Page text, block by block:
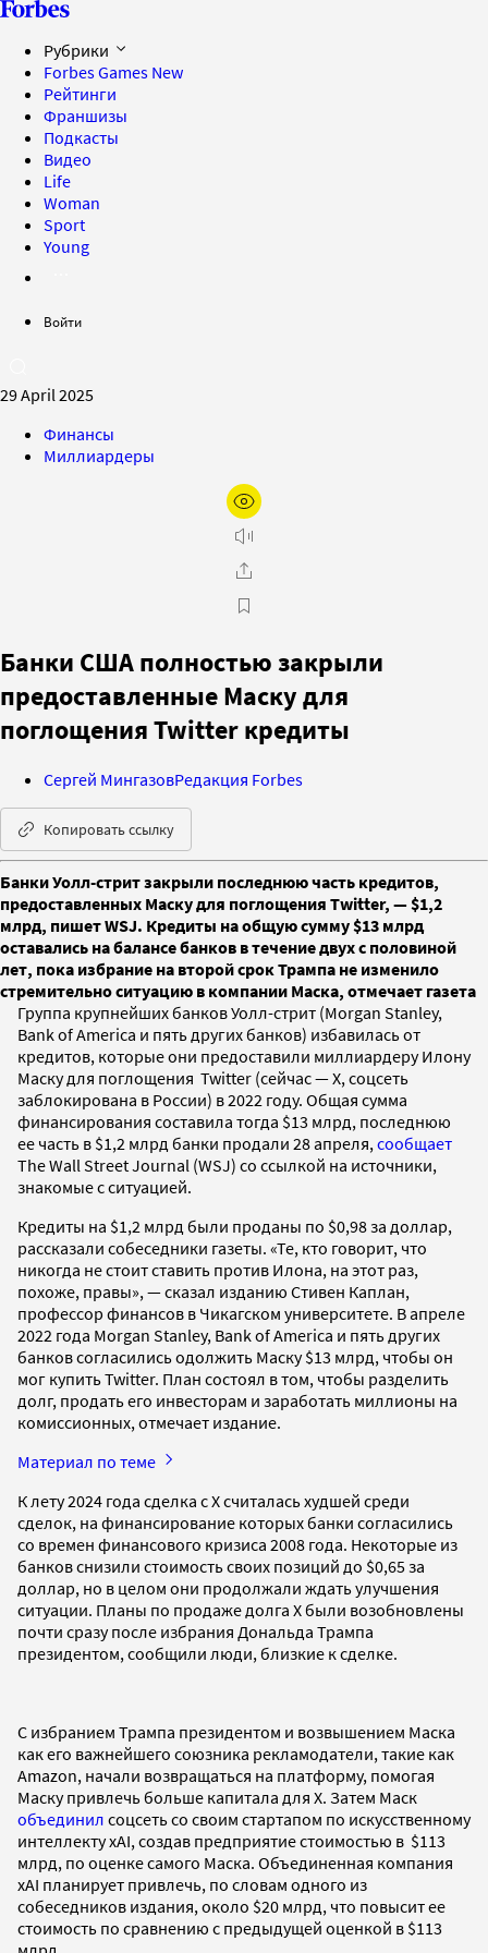
Рубрики
Forbes Games New
Рейтинги
Франшизы
Подкасты
Видео
Life
Woman
Sport
Young
Войти
29 April 2025
Финансы
Миллиардеры
Банки США полностью закрыли
предоставленные Маску для
поглощения Twitter кредиты
Сергей МингазовРедакция Forbes
Копировать ссылку
Банки Уолл-стрит закрыли последнюю часть кредитов,
предоставленных Маску для поглощения Twitter, — $1,2
млрд, пишет WSJ. Кредиты на общую сумму $13 млрд
оставались на балансе банков в течение двух с половиной
лет, пока избрание на второй срок Трампа не изменило
стремительно ситуацию в компании Маска, отмечает газета
Группа крупнейших банков Уолл-стрит (Morgan Stanley,
Bank of America и пять других банков) избавилась от
кредитов, которые они предоставили миллиардеру Илону
Маску для поглощения Twitter (сейчас — X, соцсеть
заблокирована в России) в 2022 году. Общая сумма
финансирования составила тогда $13 млрд, последнюю
ее часть в $1,2 млрд банки продали 28 апреля, сообщает
The Wall Street Journal (WSJ) со ссылкой на источники,
знакомые с ситуацией.
Кредиты на $1,2 млрд были проданы по $0,98 за доллар,
рассказали собеседники газеты. «Те, кто говорит, что
никогда не стоит ставить против Илона, на этот раз,
похоже, правы», — сказал изданию Стивен Каплан,
профессор финансов в Чикагском университете. В апреле
2022 года Morgan Stanley, Bank of America и пять других
банков согласились одолжить Маску $13 млрд, чтобы он
мог купить Twitter. План состоял в том, чтобы разделить
долг, продать его инвесторам и заработать миллионы на
комиссионных, отмечает издание.
Материал по теме
К лету 2024 года сделка с X считалась худшей среди
сделок, на финансирование которых банки согласились
со времен финансового кризиса 2008 года. Некоторые из
банков снизили стоимость своих позиций до $0,65 за
доллар, но в целом они продолжали ждать улучшения
ситуации. Планы по продаже долга X были возобновлены
почти сразу после избрания Дональда Трампа
президентом, сообщили люди, близкие к сделке.
С избранием Трампа президентом и возвышением Маска
как его важнейшего союзника рекламодатели, такие как
Amazon, начали возвращаться на платформу, помогая
Маску привлечь больше капитала для X. Затем Маск
объединил соцсеть со своим стартапом по искусственному
интеллекту xAI, создав предприятие стоимостью в $113
млрд, по оценке самого Маска. Объединенная компания
xAI планирует привлечь, по словам одного из
собеседников издания, около $20 млрд, что повысит ее
стоимость по сравнению с предыдущей оценкой в $113